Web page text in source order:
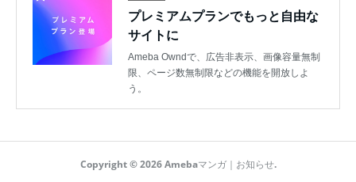
プレミアムプランでもっと自由な
サイトに
Ameba Owndで、広告非表示、画像容量無制
限、ページ数無制限などの機能を開放しよ
う。
Copyright ©2026 Amebaマンガ｜お知らせ.